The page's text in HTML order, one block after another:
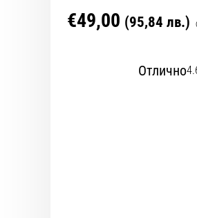
€49,00 (95,84 лв.)
Отлично